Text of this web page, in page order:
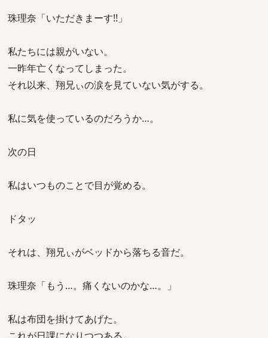
珠理奈「いただきまーす!!」
私たちには親がいない。
一昨年亡くなってしまった。
それ以来、翔兄ぃの涙を見ていない気がする。
私に気を使っているのだろうか…。
次の日
私はいつものことで目が覚める。
ドタッ
それは、翔兄ぃがベッドから落ちる音だ。
珠理奈「もう…。痛くないのかな…。」
私は布団を掛けてあげた。